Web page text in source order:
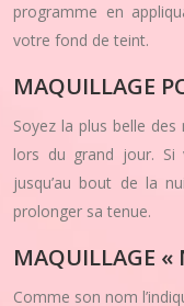
programme en
votre fond de teint.
MAQUILLAGE
Soyez la plus belle
lors du grand jour. Si
jusqu’au bout de la
prolonger sa tenue.
MAQUILLAGE «
Comme son nom